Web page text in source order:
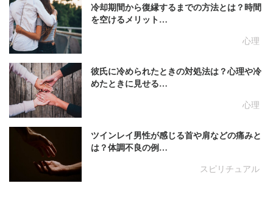
心理
冷却期間から復縁するまでの方法とは？時間
を空けるメリット…
心理
彼氏に冷められたときの対処法は？心理や冷
めたときに見せる…
スピリチュアル
ツインレイ男性が感じる首や肩などの痛みと
は？体調不良の例…